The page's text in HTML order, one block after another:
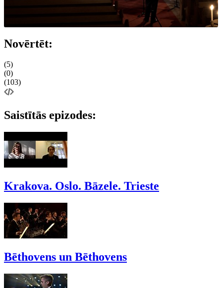
Novērtēt:
(5)
(0)
(103)
Saistītās epizodes:
Krakova. Oslo. Bāzele. Trieste
Bēthovens un Bēthovens